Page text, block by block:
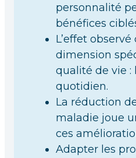
personnalité
bénéfices
L’effet
dimension
qualité de vie :
quotidien.
La réduction
maladie joue
ces
Adapter les